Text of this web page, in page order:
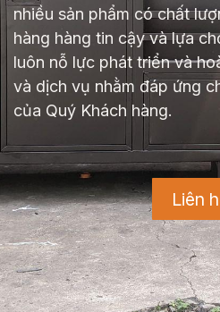
nhiều sản phẩm có chất
hàng hàng tin cậy và lựa
luôn nỗ lực phát triển và
và dịch vụ nhằm đáp ứng
của Quý Khách hàng.
Liên